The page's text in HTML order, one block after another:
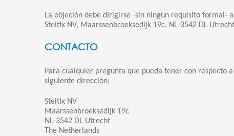
La objeción debe dirigirse -sin ningún requisito formal-
Steltix NV, Maarssenbroeksedijk 19c, NL-3542 DL
CONTACTO
Para cualquier pregunta que pueda tener con respecto
siguiente dirección:
Steltix NV
Maarssenbroeksedijk 19c
NL-3542 DL Utrecht
The Netherlands